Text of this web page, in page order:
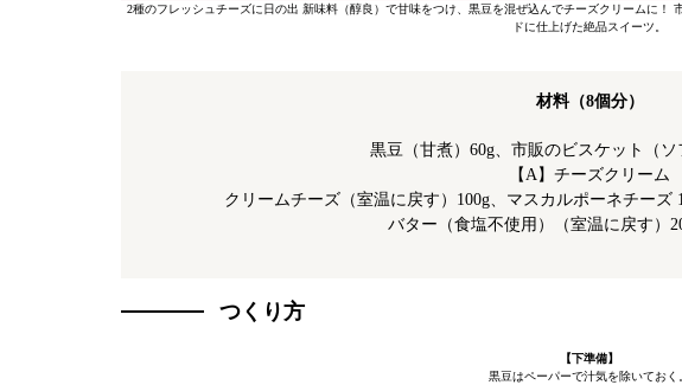
2種のフレッシュチーズに日の出 新味料（醇良）で甘味をつけ、黒豆を混ぜ込んでチーズクリームに！
ドに仕上げた絶品スイーツ。
材料（8個分）
黒豆（甘煮）60g、市販のビスケット（ソ
【A】チーズクリーム
クリームチーズ（室温に戻す）100g、マスカルポーネチーズ
バター（食塩不使用）（室温に戻す）
つくり方
【下準備】
黒豆はペーパーで汁気を除いておく